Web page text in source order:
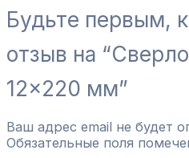
Будьте первым,
отзыв на
12×220 мм”
Ваш адрес email не будет
Обязательные поля